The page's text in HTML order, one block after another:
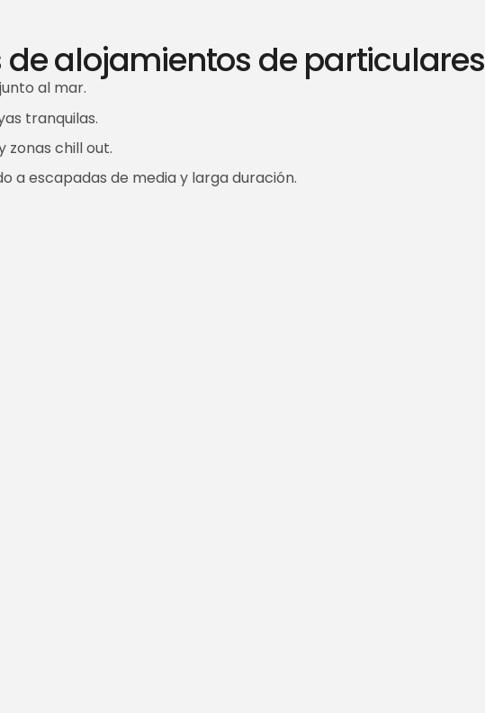
de alojamientos de particulares
al mar.
tranquilas.
zonas chill out.
a escapadas de media y larga duración.